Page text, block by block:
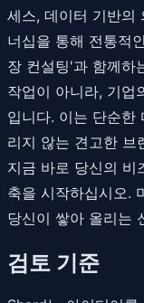
세스, 데이터 기반의
너십을 통해 전통적
장 컨설팅'과 함께하
작업이 아니라, 기업
입니다. 이는 단순한
리지 않는 견고한 브
지금 바로 당신의 비
축을 시작하십시오.
당신이 쌓아 올리는
검토 기준